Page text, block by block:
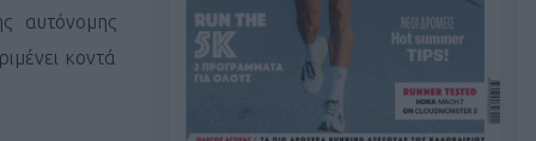
αυτόνομης
κοντά